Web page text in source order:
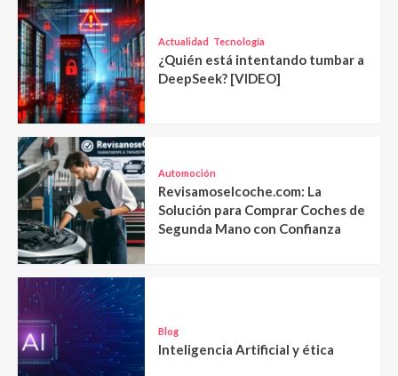
Actualidad Tecnología
¿Quién está intentando tumbar a
DeepSeek? [VIDEO]
Automoción
Revisamoselcoche.com: La
Solución para Comprar Coches de
Segunda Mano con Confianza
Blog
Inteligencia Artificial y ética